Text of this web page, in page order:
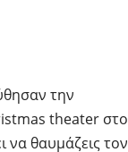
την
theater στο
να θαυμάζεις τον